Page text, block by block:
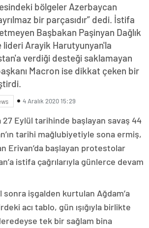
bölgeler Azerbaycan
bir parçasıdır” dedi. İstifa
Başbakan Paşinyan Dağlık
lideri Arayik Harutyunyan'la
verdiği desteği saklamayan
Macron ise dikkat çeken bir
4 Aralık 2020 15:29
27 Eylül tarihinde başlayan savaş 44
tarihi mağlubiyetiyle sona ermiş,
Erivan’da başlayan protestolar
istifa çağrılarıyla günlerce devam
sonra işgalden kurtulan Ağdam’a
acı tablo, gün ışığıyla birlikte
tek bir sağlam bina